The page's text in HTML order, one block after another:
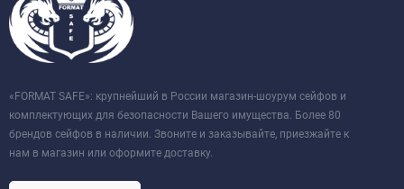
«FORMAT SAFE»: крупнейший в России магазин-шоурум сейфов и
комплектующих для безопасности Вашего имущества. Более 80
брендов сейфов в наличии. Звоните и заказывайте, приезжайте к
нам в магазин или оформите доставку.